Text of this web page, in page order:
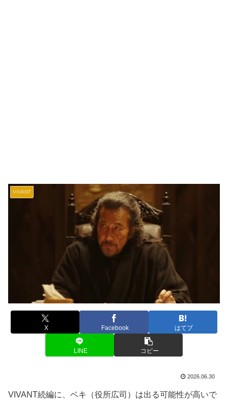
VIVANT
X Facebook はてブ
LINE コピー
2026.06.30
VIVANT続編に、ベキ（役所広司）は出る可能性が高いで